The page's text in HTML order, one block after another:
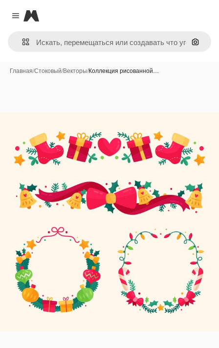
Close menu
Magnific
Поиск
Главная/Стоковый/Векторы/Коллекция рисованной…